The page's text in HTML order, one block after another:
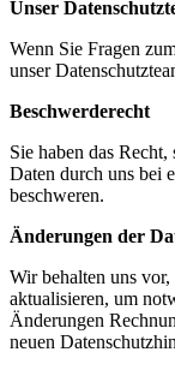
Unser
Wenn Sie Fragen
unser
Beschwerderecht
Sie haben das
Daten durch uns bei
beschweren.
Änderungen der
Wir behalten uns
aktualisieren, um
Änderungen
neuen